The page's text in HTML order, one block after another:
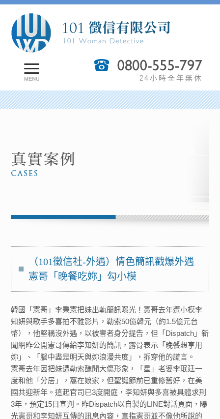
（101徵信社-外遇）情色簡訊戳爆外遇
憲哥「晚餐吃妳」勾小模
韓國「憲哥」李秉憲把妹出軌簡訊曝光！憲哥去年遭小模李
知妍與歌手多喜拍不雅影片，勒索50億韓元（約1.5億元台
幣），他堅稱沒外遇，以被害者身分提告，但「Dispatch」新
聞網昨公開憲哥傳給李知妍的簡訊，露骨表示「晚餐想享用
妳」、「腦中盡是明天與妳浪漫共度」，拆穿他的謊言。
憲哥去年因把妹遭勒索醜聞大傷形象，「星」老婆李珉廷一
度和他「分居」，窩在娘家，但聖誕節前已重修舊好，在美
國共迎新年。這起官司已3度開庭，李知妍與多喜被具體求刑
3年，預定15日宣判。昨Dispatch以自製的LINE對話頁面，曝
光憲哥和李知妍互傳的訊息內容，直指憲哥並不像他所說的